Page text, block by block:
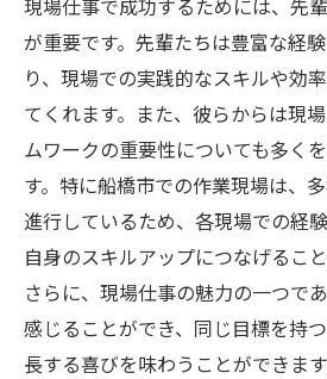
現場仕事で成功するためには、先
が重要です。先輩たちは豊富な経
り、現場での実践的なスキルや効
てくれます。また、彼らからは現
ムワークの重要性についても多く
す。特に船橋市での作業現場は、
進行しているため、各現場での経
自身のスキルアップにつなげるこ
さらに、現場仕事の魅力の一つで
感じることができ、同じ目標を持
長する喜びを味わうことができます